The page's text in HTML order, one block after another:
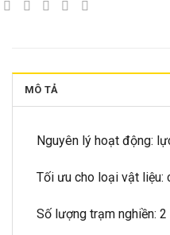
MÔ TẢ
Nguyên lý hoạt động:
Tối ưu cho loại vật liệu:
Số lượng trạm nghiền: 2